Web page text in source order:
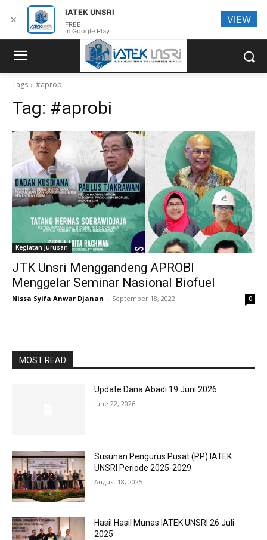
Tags #aprobi
Tag: #aprobi
Kegiatan Jurusan
JTK Unsri Menggandeng APROBI
Menggelar Seminar Nasional Biofuel
Nissa Syifa Anwar Djanan - September 18, 2022 0
MOST READ
Update Dana Abadi 19 Juni 2026
June 22, 2026
Susunan Pengurus Pusat (PP) IATEK
UNSRI Periode 2025-2029
August 18, 2025
Hasil Hasil Munas IATEK UNSRI 26 Juli
2025
✕
IATEK UNSRI
FREE
In Google Play
VIEW